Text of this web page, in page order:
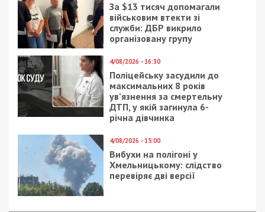
За $13 тисяч допомагали
військовим втекти зі
служби: ДБР викрило
організовану групу
4/08/2026 - 16:30
Поліцейську засудили до
максимальних 8 років
ув’язнення за смертельну
ДТП, у якій загинула 6-
річна дівчинка
4/08/2026 - 15:00
Вибухи на полігоні у
Хмельницькому: слідство
перевіряє дві версії